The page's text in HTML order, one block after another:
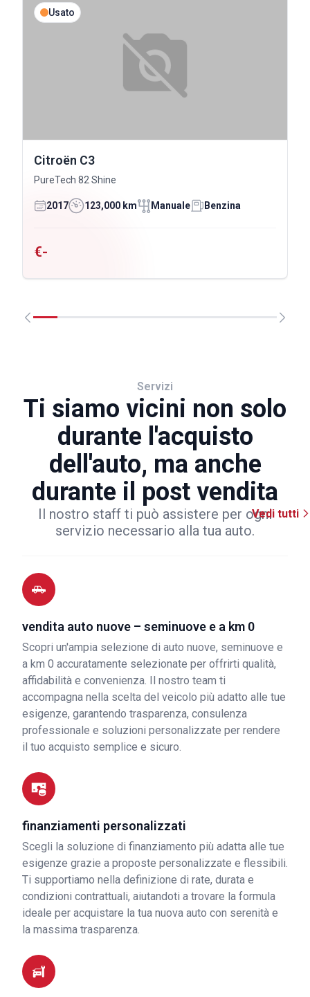
Usato
Citroën C3
PureTech 82 Shine
2017 123,000 km Manuale Benzina
€-
Servizi
Ti siamo vicini non solo
durante l'acquisto
dell'auto, ma anche
durante il post vendita
Il nostro staff ti può assistere per ogni
servizio necessario alla tua auto.
Vedi tutti
vendita auto nuove – seminuove e a km 0
Scopri un'ampia selezione di auto nuove, seminuove e
a km 0 accuratamente selezionate per offrirti qualità,
affidabilità e convenienza. Il nostro team ti
accompagna nella scelta del veicolo più adatto alle tue
esigenze, garantendo trasparenza, consulenza
professionale e soluzioni personalizzate per rendere
il tuo acquisto semplice e sicuro.
finanziamenti personalizzati
Scegli la soluzione di finanziamento più adatta alle tue
esigenze grazie a proposte personalizzate e flessibili.
Ti supportiamo nella definizione di rate, durata e
condizioni contrattuali, aiutandoti a trovare la formula
ideale per acquistare la tua nuova auto con serenità e
la massima trasparenza.